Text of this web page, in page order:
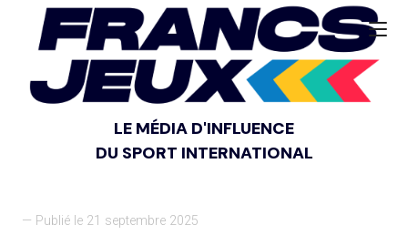
LE MÉDIA D'INFLUENCE
DU SPORT INTERNATIONAL
— Publié le 21 septembre 2025